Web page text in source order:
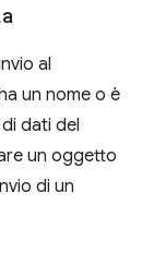
al
un nome o è
dati del
un oggetto
di un